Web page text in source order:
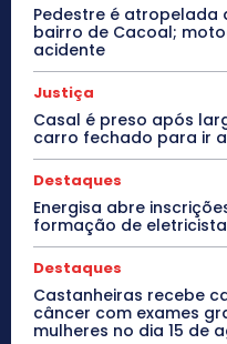
Pedestre é atropelada
bairro de Cacoal;
acidente
Justiça
Casal é preso após
carro fechado para ir
Destaques
Energisa abre
formação de
Destaques
Castanheiras recebe
câncer com exames
mulheres no dia 15 de